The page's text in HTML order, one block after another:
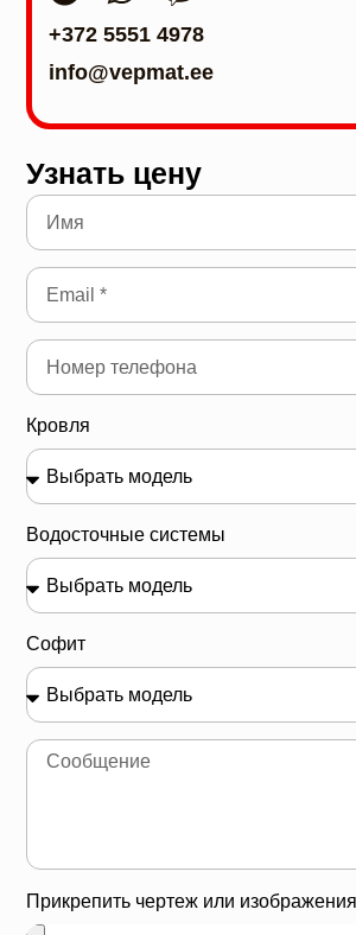
+372 5551 4978
info@vepmat.ee
Узнать цену
Кровля
Водосточные системы
Софит
Прикрепить чертеж или